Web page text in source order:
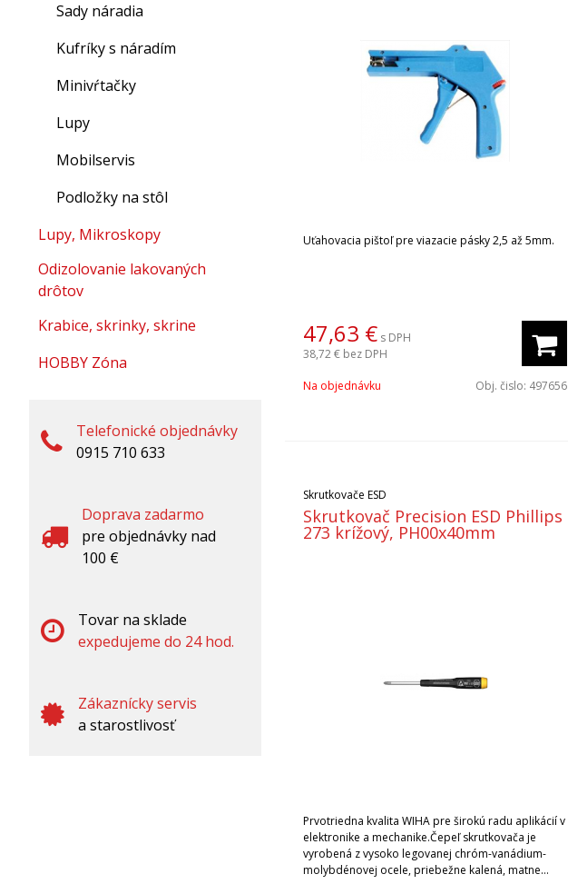
Uťahovacia pištoľ pre viazacie pásky 2,5 až 5mm.
47,63 € s DPH
38,72 € bez DPH
Na objednávku Obj. čislo: 497656
Skrutkovače ESD
Skrutkovač Precision ESD Phillips
273 krížový, PH00x40mm
Prvotriedna kvalita WIHA pre širokú radu aplikácií v
elektronike a mechanike.Čepeľ skrutkovača je
vyrobená z vysoko legovanej chróm-vanádium-
molybdénovej ocele, priebežne kalená, matne
Sady náradia
Kufríky s náradím
Minivŕtačky
Lupy
Mobilservis
Podložky na stôl
Lupy, Mikroskopy
Odizolovanie lakovaných
drôtov
Krabice, skrinky, skrine
HOBBY Zóna
Telefonické objednávky
0915 710 633
Doprava zadarmo
pre objednávky nad
100 €
Tovar na sklade
expedujeme do 24 hod.
Zákaznícky servis
a starostlivosť